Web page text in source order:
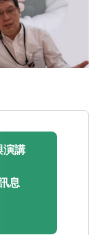
演講
息